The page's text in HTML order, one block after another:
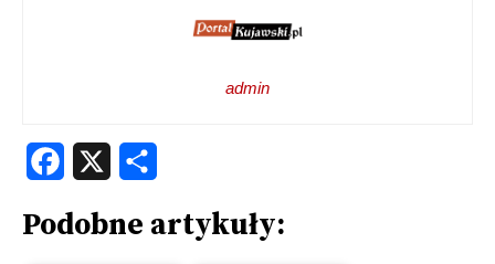
admin
Facebook
Podobne artykuły: